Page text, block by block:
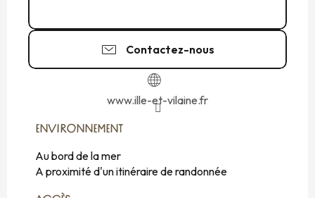
Contactez-nous
www.ille-et-vilaine.fr
ENVIRONNEMENT
ENVIRONNEMENT
Au bord de la mer
A proximité d'un itinéraire de randonnée